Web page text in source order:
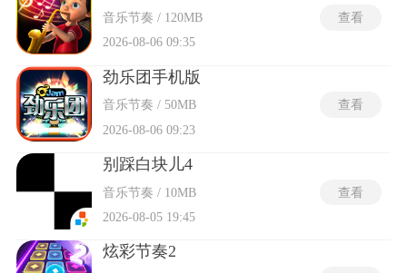
音乐节奏 / 120MB
2026-08-06 09:35
查看
劲乐团手机版
音乐节奏 / 50MB
2026-08-06 09:23
查看
别踩白块儿4
音乐节奏 / 10MB
2026-08-05 19:45
查看
炫彩节奏2